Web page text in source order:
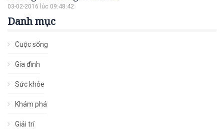
03-02-2016 lúc 09:48:42
Danh mục
Cuộc sống
Gia đình
Sức khỏe
Khám phá
Giải trí